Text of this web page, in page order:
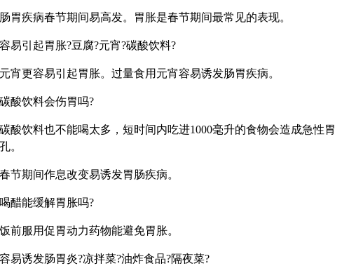
胃疾病春节期间易高发。胃胀是春节期间最常见的表现。
易引起胃胀?豆腐?元宵?碳酸饮料?
宵更容易引起胃胀。过量食用元宵容易诱发肠胃疾病。
酸饮料会伤胃吗?
酸饮料也不能喝太多，短时间内吃进1000毫升的食物会造成急性胃
。
节期间作息改变易诱发胃肠疾病。
醋能缓解胃胀吗?
前服用促胃动力药物能避免胃胀。
易诱发肠胃炎?凉拌菜?油炸食品?隔夜菜?